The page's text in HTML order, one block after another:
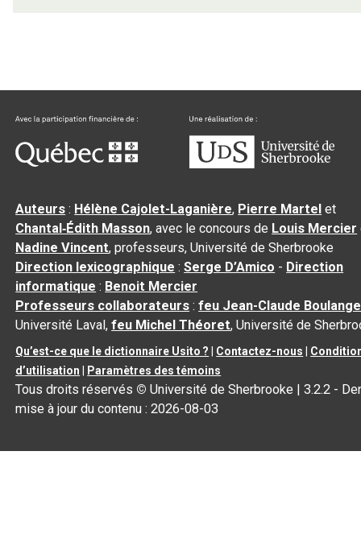
Auteurs : Hélène Cajolet-Laganière, Pierre Martel et
Chantal‑Édith Masson, avec le concours de Louis Mercier
Nadine Vincent, professeurs, Université de Sherbrooke
Direction lexicographique :Serge D’Amico - Direction
informatique : Benoit Mercier
Professeurs collaborateurs :feu Jean-Claude
Université Laval,feu Michel Théoret, Université de
Qu’est-ce que le dictionnaire Usito ? Contactez-nous
d’utilisation
Paramètres des témoins
Tous droits réservés © Université de Sherbrooke |3.2.2 -
mise à jour du contenu :2026-08-03